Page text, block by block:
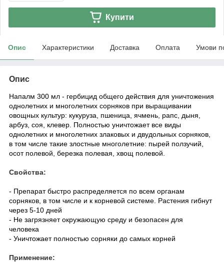
Купити
Опис Характеристики Доставка Оплата Умови
Опис
Напалм 300 мл - гербицид общего действия для уничтожения
однолетних и многолетних сорняков при выращивании
овощных культур: кукуруза, пшеница, ячмень, рапс, дыня,
арбуз, соя, клевер. Полностью уничтожает все виды
однолетних и многолетних злаковых и двудольных сорняков,
в том числе такие злостные многолетние: пырей ползучий,
осот полевой, березка полевая, хвощ полевой.
Свойства:
- Препарат быстро распределяется по всем органам
сорняков, в том числе и к корневой системе. Растения гибнут
через 5-10 дней
- Не загрязняет окружающую среду и безопасен для
человека
- Уничтожает полностью сорняки до самых корней
Применение: